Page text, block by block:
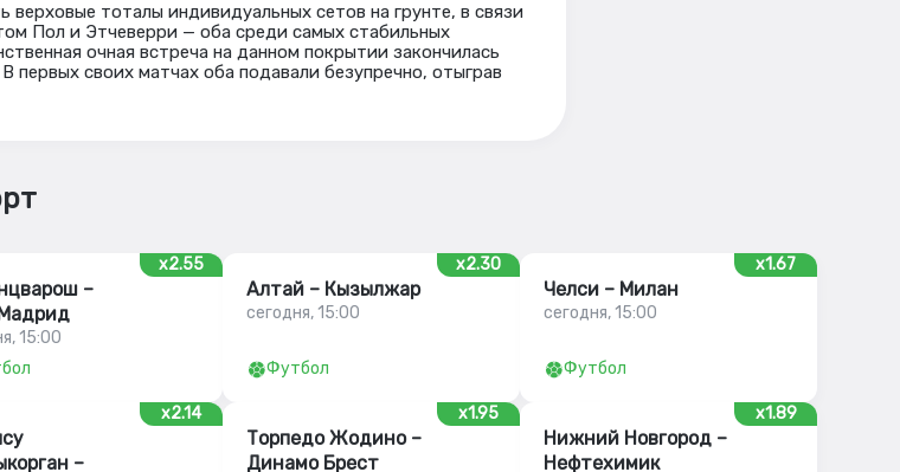
тоталы индивидуальных сетов на грунте, в связи
Пол и Этчеверри — оба среди самых стабильных
очная встреча на данном покрытии закончилась
первых своих матчах оба подавали безупречно, отыграв
x2.55
–
15:00
x2.30
Алтай – Кызылжар
сегодня, 15:00
Футбол
x1.67
Челси – Милан
сегодня, 15:00
Футбол
x2.14
–
x1.95
Торпедо Жодино –
Динамо Брест
x1.89
Нижний Новгород –
Нефтехимик